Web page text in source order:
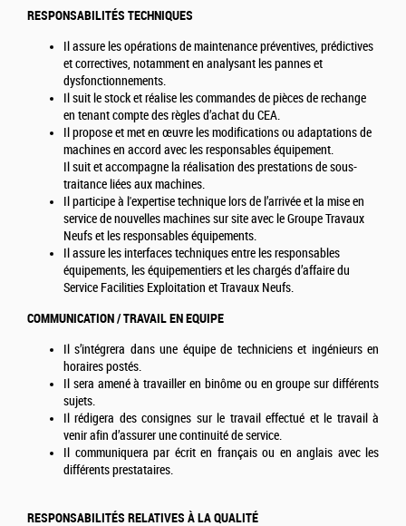
RESPONSABILITÉS TECHNIQUES
Il assure les opérations de maintenance préventives, prédictives
et correctives, notamment en analysant les pannes et
dysfonctionnements.
Il suit le stock et réalise les commandes de pièces de rechange
en tenant compte des règles d’achat du CEA.
Il propose et met en œuvre les modifications ou adaptations de
machines en accord avec les responsables équipement.
Il suit et accompagne la réalisation des prestations de sous-
traitance liées aux machines.
Il participe à l'expertise technique lors de l’arrivée et la mise en
service de nouvelles machines sur site avec le Groupe Travaux
Neufs et les responsables équipements.
Il assure les interfaces techniques entre les responsables
équipements, les équipementiers et les chargés d’affaire du
Service Facilities Exploitation et Travaux Neufs.
COMMUNICATION / TRAVAIL EN EQUIPE
Il s’intégrera dans une équipe de techniciens et ingénieurs en
horaires postés.
Il sera amené à travailler en binôme ou en groupe sur différents
sujets.
Il rédigera des consignes sur le travail effectué et le travail à
venir afin d’assurer une continuité de service.
Il communiquera par écrit en français ou en anglais avec les
différents prestataires.
RESPONSABILITÉS RELATIVES À LA QUALITÉ